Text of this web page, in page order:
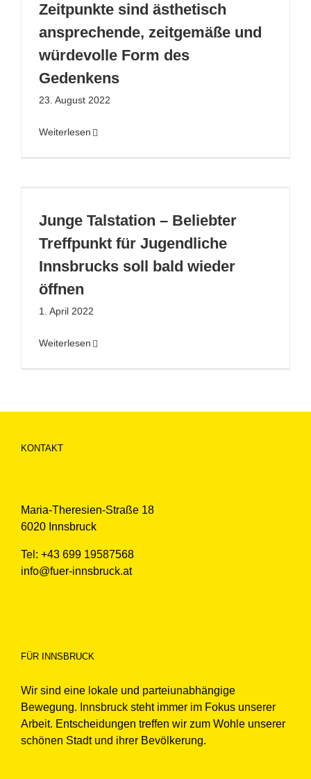
Zeitpunkte sind ästhetisch
ansprechende, zeitgemäße und
würdevolle Form des
Gedenkens
23. August 2022
Weiterlesen
Junge Talstation – Beliebter
Treffpunkt für Jugendliche
Innsbrucks soll bald wieder
öffnen
1. April 2022
Weiterlesen
KONTAKT
Maria-Theresien-Straße 18
6020 Innsbruck
Tel: +43 699 19587568
info@fuer-innsbruck.at
FÜR INNSBRUCK
Wir sind eine lokale und parteiunabhängige
Bewegung. Innsbruck steht immer im Fokus unserer
Arbeit. Entscheidungen treffen wir zum Wohle unserer
schönen Stadt und ihrer Bevölkerung.